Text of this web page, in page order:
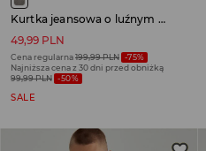
Kurtka jeansowa o luźnym kroju dirty wash
49,99 PLN
Cena regularna199,99 PLN -75%
Najniższa cena z 30 dni przed obniżką
99,99 PLN -50%
SALE